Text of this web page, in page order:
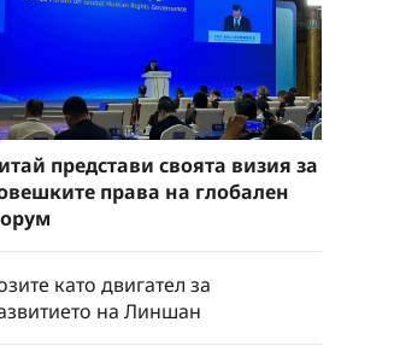
представи своята визия за
права на глобален
като двигател за
на Линшан